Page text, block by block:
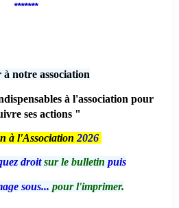
*******
notre association
à l'association pour
ses actions "
à l'Association 2026
droitsur le bulletin puis
sous... pour l'imprimer.